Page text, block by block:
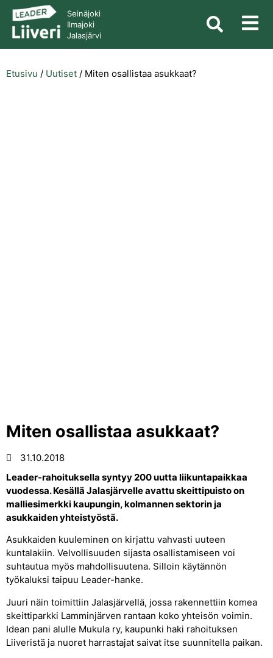
Seinäjoki
Ilmajoki
Jalasjärvi
Etusivu / Uutiset / Miten osallistaa asukkaat?
Miten osallistaa asukkaat?
31.10.2018
Leader-rahoituksella syntyy 200 uutta liikuntapaikkaa
vuodessa. Kesällä Jalasjärvelle avattu skeittipuisto on
malliesimerkki kaupungin, kolmannen sektorin ja
asukkaiden yhteistyöstä.
Asukkaiden kuuleminen on kirjattu vahvasti uuteen
kuntalakiin. Velvollisuuden sijasta osallistamiseen voi
suhtautua myös mahdollisuutena. Silloin käytännön
työkaluksi taipuu Leader-hanke.
Juuri näin toimittiin Jalasjärvellä, jossa rakennettiin komea
skeittiparkki Lamminjärven rantaan koko yhteisön voimin.
Idean pani alulle Mukula ry, kaupunki haki rahoituksen
Liiveristä ja nuoret harrastajat saivat itse suunnitella paikan.